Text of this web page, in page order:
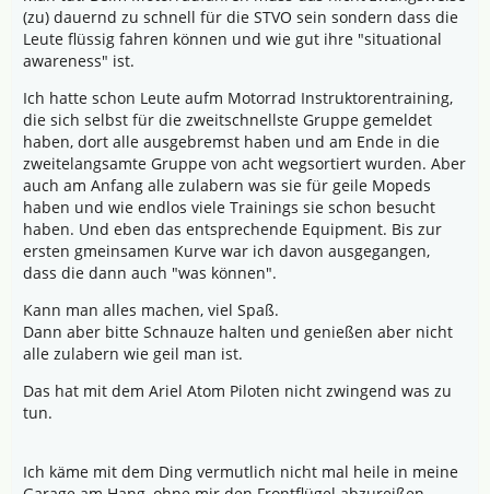
(zu) dauernd zu schnell für die STVO sein sondern dass die
Leute flüssig fahren können und wie gut ihre "situational
awareness" ist.
Ich hatte schon Leute aufm Motorrad Instruktorentraining,
die sich selbst für die zweitschnellste Gruppe gemeldet
haben, dort alle ausgebremst haben und am Ende in die
zweitelangsamte Gruppe von acht wegsortiert wurden. Aber
auch am Anfang alle zulabern was sie für geile Mopeds
haben und wie endlos viele Trainings sie schon besucht
haben. Und eben das entsprechende Equipment. Bis zur
ersten gmeinsamen Kurve war ich davon ausgegangen,
dass die dann auch "was können".
Kann man alles machen, viel Spaß.
Dann aber bitte Schnauze halten und genießen aber nicht
alle zulabern wie geil man ist.
Das hat mit dem Ariel Atom Piloten nicht zwingend was zu
tun.
Ich käme mit dem Ding vermutlich nicht mal heile in meine